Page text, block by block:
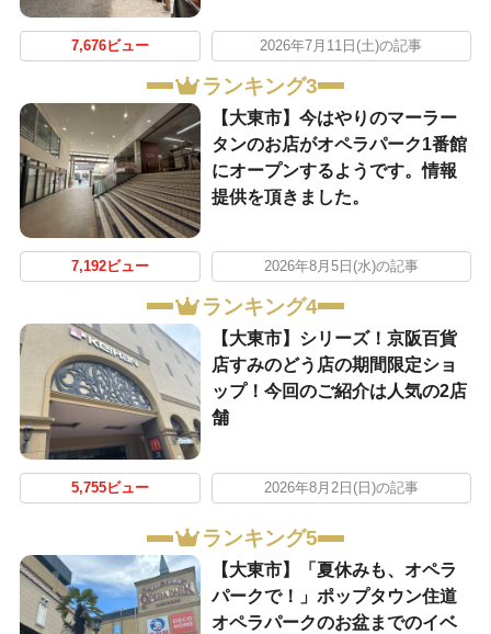
7,676ビュー 2026年7月11日(土)の記事
ランキング3
【大東市】今はやりのマーラー
タンのお店がオペラパーク1番館
にオープンするようです。情報
提供を頂きました。
7,192ビュー 2026年8月5日(水)の記事
ランキング4
【大東市】シリーズ！京阪百貨
店すみのどう店の期間限定ショ
ップ！今回のご紹介は人気の2店
舗
5,755ビュー 2026年8月2日(日)の記事
ランキング5
【大東市】「夏休みも、オペラ
パークで！」ポップタウン住道
オペラパークのお盆までのイベ